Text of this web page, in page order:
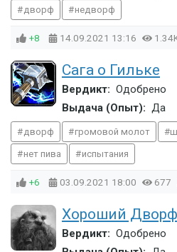
дворф недворф
+8 14.09.2021 13:16
Сага о Гильке
Вердикт: Одобрено
Выдача (Опыт): Да
дворф громовой молот
нет пива испытания
+6 03.09.2021 18:00 677
Хороший
Вердикт: Одобрено